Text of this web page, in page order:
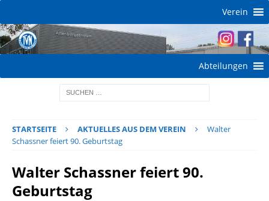
Verein
Abteilungen
STARTSEITE AKTUELLES AUS DEM VEREIN
Walter
Schassner feiert 90. Geburtstag
Walter Schassner feiert 90.
Geburtstag